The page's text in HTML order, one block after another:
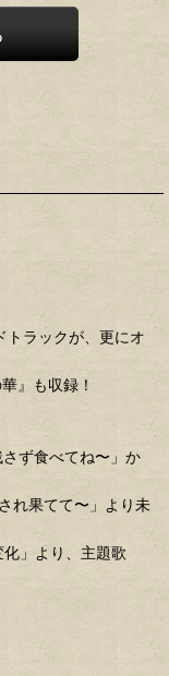
トラックが、更にオ
』も収録！
ず食べてね〜」か
れ果てて〜」より未
」より、主題歌